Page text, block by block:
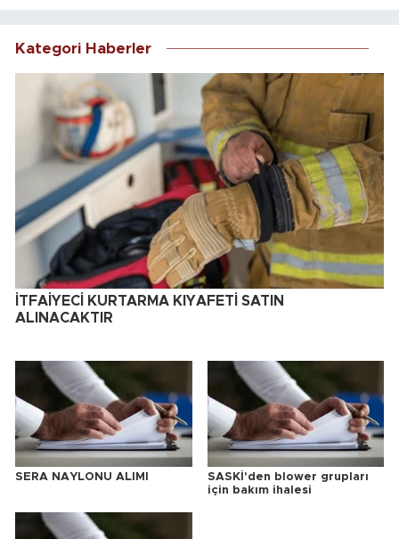
Kategori Haberler
İTFAİYECİ KURTARMA KIYAFETİ SATIN
ALINACAKTIR
SERA NAYLONU ALIMI
SASKİ'den blower grupları
için bakım ihalesi